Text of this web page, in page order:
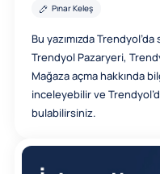
Pınar Keleş
Bu yazımızda
Trendyol Pazaryeri,
Mağaza açma hakkında
inceleyebilir ve
bulabilirsiniz.